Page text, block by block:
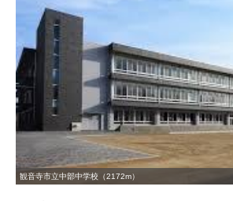
観音寺市立中部中学校（2172m）